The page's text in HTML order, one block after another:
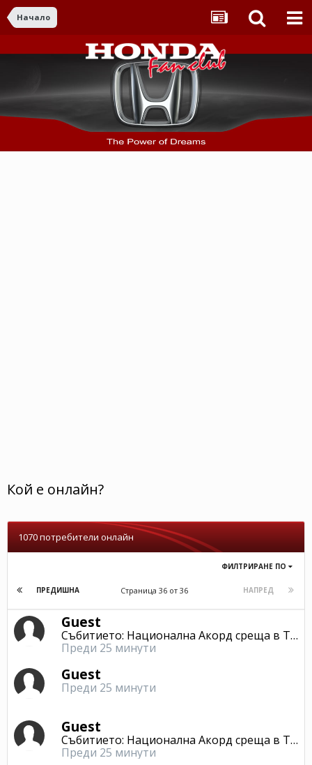
Начало
Кой е онлайн?
1070 потребители онлайн
ФИЛТРИРАНЕ ПО
ПРЕДИШНА НАПРЕД
Страница 36 от 36
Guest
Събитието: Национална Акорд среща в Търново
Преди 25 минути
Guest
Преди 25 минути
Guest
Събитието: Национална Акорд среща в Търново
Преди 25 минути